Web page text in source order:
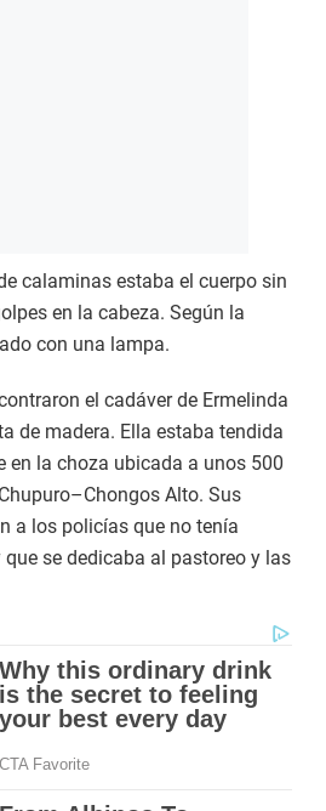
calaminas estaba el cuerpo sin
en la cabeza. Según la
con una lampa.
el cadáver de Ermelinda
de madera. Ella estaba tendida
en la choza ubicada a unos 500
Alto. Sus
a los policías que no tenía
se dedicaba al pastoreo y las